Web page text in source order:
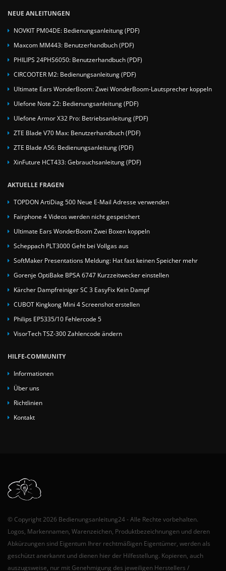
NEUE ANLEITUNGEN
NOVKIT PM04DE: Bedienungsanleitung (PDF)
Maxcom MM443: Benutzerhandbuch (PDF)
PHILIPS 24PHS6050: Benutzerhandbuch (PDF)
CIRCOOTER M2: Bedienungsanleitung (PDF)
Ultimate Ears WonderBoom: Zwei WonderBoom-Lautsprecher koppeln
Ulefone Note 22: Bedienungsanleitung (PDF)
Ulefone Armor X32 Pro: Betriebsanleitung (PDF)
ZTE Blade V70 Max: Benutzerhandbuch (PDF)
ZTE Blade A56: Bedienungsanleitung (PDF)
XinFuture HCT433: Gebrauchsanleitung (PDF)
AKTUELLE FRAGEN
TOPDON ArtiDiag 500 Neue E-Mail Adresse verwenden
Fairphone 4 Videos werden nicht gespeichert
Ultimate Ears WonderBoom Zwei Boxen koppeln
Scheppach PLT3000 Geht bei Vollgas aus
SoftMaker Presentations Meldung: Hat fast keinen Speicher mehr
Gorenje OptiBake BPSA 6747 Kurzzeitwecker einstellen
Kärcher Dampfreiniger SC 3 EasyFix Kein Dampf
CUBOT Kingkong Mini 4 Screenshot erstellen
Philips EP5335/10 Fehlercode 5
VisorTech TSZ-300 Zahlencode ändern
HILFE-COMMUNITY
Informationen
Über uns
Richtlinien
Kontakt
© Copyright 2026 Bedienungsanleitung24 - Alle Rechte vorbehalten.
Logos, Markennamen, Warenzeichen, Produktbezeichnungen und deren
Abkürzungen sind Eigentum Ihrer rechtmäßigen Eigentümer, werden als
geschützt anerkannt und dienen hier der Hilfestellung. Kopieren, auch
auszugsweise, nur mit Genehmigung des jeweiligen Herstellers /